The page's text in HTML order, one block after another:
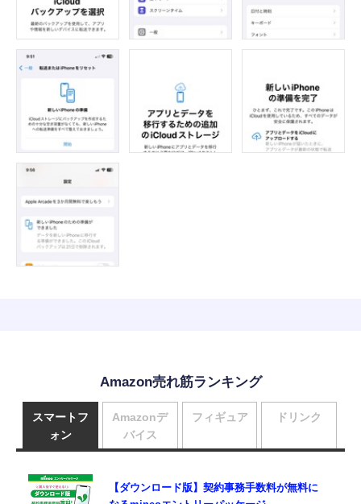
Amazon売れ筋ランキング
スマートフ
ォン
【ダウンロード版】契約事務手数料が無料に
Amazonデ
バイス
フィギュア ドリンク